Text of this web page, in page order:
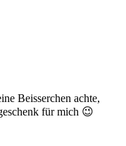
Beisserchen achte,
für mich 😉